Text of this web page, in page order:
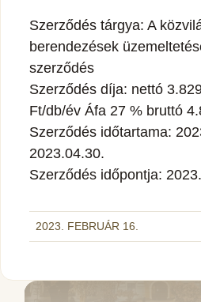
Szerződés tárgya: A
berendezések
szerződés
Szerződés díja: nettó
Ft/db/év Áfa 27 % bruttó
Szerződés időtartama:
2023.04.30.
Szerződés időpontja:
2023. FEBRUÁR 16.